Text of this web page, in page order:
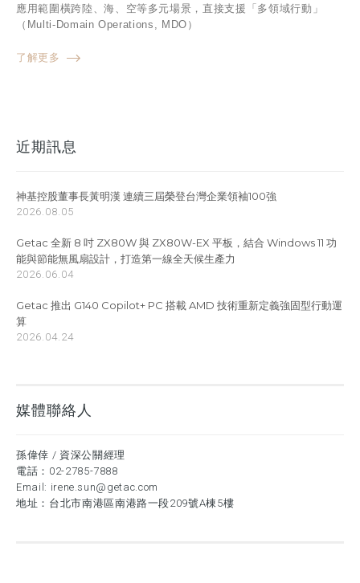
應用範圍橫跨陸、海、空等多元場景，直接支援「多領域行動」
（Multi-Domain Operations, MDO）
了解更多
近期訊息
神基控股董事長黃明漢 連續三屆榮登台灣企業領袖100強
2026.08.05
Getac 全新 8 吋 ZX80W 與 ZX80W-EX 平板，結合 Windows 11 功
能與節能無風扇設計，打造第一線全天候生產力
2026.06.04
Getac 推出 G140 Copilot+ PC 搭載 AMD 技術重新定義強固型行動運
算
2026.04.24
媒體聯絡人
孫偉倖 / 資深公關經理
電話： 02-2785-7888
Email: irene.sun@getac.com
地址：台北市南港區南港路一段209號A棟5樓